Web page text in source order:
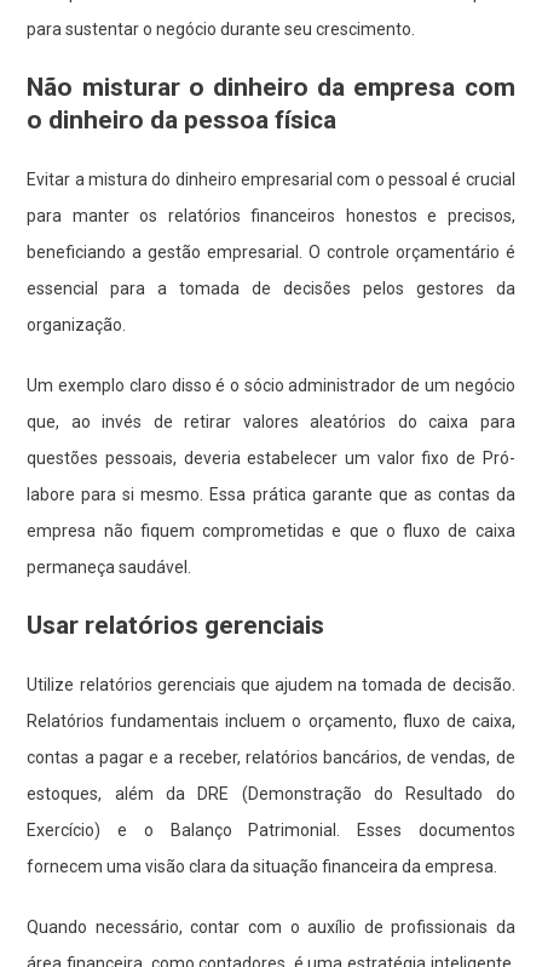
para sustentar o negócio durante seu crescimento.
Não misturar o dinheiro da empresa com
o dinheiro da pessoa física
Evitar a mistura do dinheiro empresarial com o pessoal é crucial
para manter os relatórios financeiros honestos e precisos,
beneficiando a gestão empresarial. O controle orçamentário é
essencial para a tomada de decisões pelos gestores da
organização.
Um exemplo claro disso é o sócio administrador de um negócio
que, ao invés de retirar valores aleatórios do caixa para
questões pessoais, deveria estabelecer um valor fixo de Pró-
labore para si mesmo. Essa prática garante que as contas da
empresa não fiquem comprometidas e que o fluxo de caixa
permaneça saudável.
Usar relatórios gerenciais
Utilize relatórios gerenciais que ajudem na tomada de decisão.
Relatórios fundamentais incluem o orçamento, fluxo de caixa,
contas a pagar e a receber, relatórios bancários, de vendas, de
estoques, além da DRE (Demonstração do Resultado do
Exercício) e o Balanço Patrimonial. Esses documentos
fornecem uma visão clara da situação financeira da empresa.
Quando necessário, contar com o auxílio de profissionais da